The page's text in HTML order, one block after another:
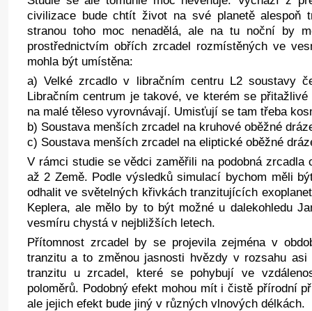
civilizace bude chtít život na své planetě alespoň
stranou toho moc nenadělá, ale na tu noční by
prostřednictvím obřích zrcadel rozmístěných ve
mohla být umístěna:
a) Velké zrcadlo v libračním centru L2 soustavy
Libračním centrum je takové, ve kterém se
na malé těleso vyrovnávají. Umisťují se tam třeba
b) Soustava menších zrcadel na kruhové oběžné
c) Soustava menších zrcadel na eliptické oběžné
V rámci studie se vědci zaměřili na podobná zrcadla
až 2 Země. Podle výsledků simulací bychom měli
odhalit ve světelných křivkách tranzitujících
Keplera, ale mělo by to být možné u dalekohledu
vesmíru chystá v nejbližších letech.
Přítomnost zrcadel by se projevila zejména v
tranzitu a to změnou jasnosti hvězdy v rozsahu
tranzitu u zrcadel, které se pohybují ve
poloměrů. Podobný efekt mohou mít i čistě přírodní
ale jejich efekt bude jiný v různých vlnových délkách.